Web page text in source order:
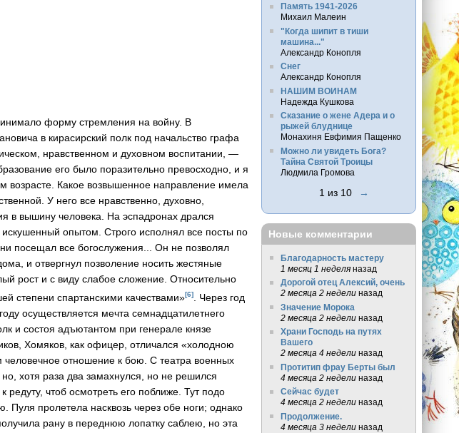
форму стремления на войну. В
в кирасирский полк под начальство графа
нравственном и духовном воспитании, —
его было поразительно превосходно, и я
возрасте. Какое возвышенное направление имела
У него все нравственно, духовно,
в вышину человека. На эспадронах дрался
опытом. Строго исполнял все посты по
посещал все богослужения... Он не позволял
и отвергнул позволение носить жестяные
рост и с виду слабое сложение. Относительно
степени спартанскими качествами»[6]
. Через год
осуществляется мечта семнадцатилетнего
и состоя адъютантом при генерале князе
Хомяков, как офицер, отличался «холодною
отношение к бою. С театра военных
хотя раза два замахнулся, но не решился
редуту, чтоб осмотреть его поближе. Тут подо
пролетела насквозь через обе ноги; однако
рану в переднюю лопатку саблею, но эта
Память 1941-2026
Михаил Малеин
"Когда шипит в тиши
машина..."
Александр Конопля
Снег
Александр Конопля
НАШИМ ВОИНАМ
Надежда Кушкова
Сказание о жене Адера и о
рыжей блуднице
Монахиня Евфимия Пащенко
Можно ли увидеть Бога?
Тайна Святой Троицы
Людмила Громова
1 из 10 →
Новые комментарии
Благодарность мастеру
1 месяц 1 неделяназад
Дорогой отец Алексий, очень
2 месяца 2 неделиназад
Значение Морока
2 месяца 2 неделиназад
Храни Господь на путях
Вашего
2 месяца 4 неделиназад
Протитип фрау Берты был
4 месяца 2 неделиназад
Сейчас будет
4 месяца 2 неделиназад
Продолжение.
4 месяца 3 неделиназад